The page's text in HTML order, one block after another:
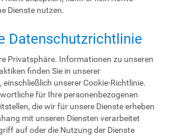
Dienste nutzen.
Datenschutzrichtlinie
Privatsphäre. Informationen zu unseren
finden Sie in unserer
unserer Cookie-Richtlinie.
für Ihre personenbezogenen
die wir für unsere Dienste erheben
mit unseren Diensten verarbeitet
auf oder die Nutzung der Dienste